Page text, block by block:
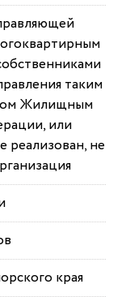
таким
Жилищным
или
реализован, не
края